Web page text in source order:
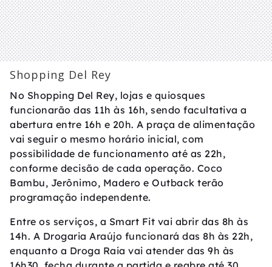
Shopping Del Rey
No Shopping Del Rey, lojas e quiosques
funcionarão das 11h às 16h, sendo facultativa a
abertura entre 16h e 20h. A praça de alimentação
vai seguir o mesmo horário inicial, com
possibilidade de funcionamento até as 22h,
conforme decisão de cada operação. Coco
Bambu, Jerônimo, Madero e Outback terão
programação independente.
Entre os serviços, a Smart Fit vai abrir das 8h às
14h. A Drogaria Araújo funcionará das 8h às 22h,
enquanto a Droga Raia vai atender das 9h às